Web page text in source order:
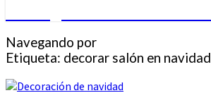
Navegando por
Etiqueta: decorar salón en navidad